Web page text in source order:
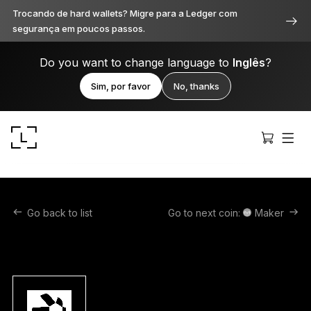
Trocando de hard wallets? Migre para a Ledger com
segurança em poucos passos.
Do you want to change language to Inglês?
Sim, por favor No, thanks
Go back to list Go to next coin: Maker